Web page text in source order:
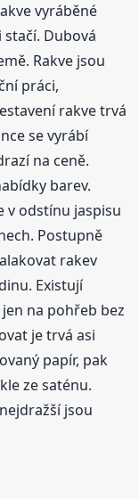
vyráběné
Dubová
Rakve jsou
práci,
rakve trvá
se vyrábí
na ceně.
barev.
v odstínu jaspisu
Postupně
rakev
Existují
na pohřeb bez
je trvá asi
papír, pak
ze saténu.
jsou